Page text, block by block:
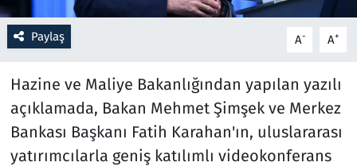
Paylaş A- A+
Hazine ve Maliye Bakanlığından yapılan yazılı
açıklamada, Bakan Mehmet Şimşek ve Merkez
Bankası Başkanı Fatih Karahan'ın, uluslararası
yatırımcılarla geniş katılımlı videokonferans
Spor
Televizyon